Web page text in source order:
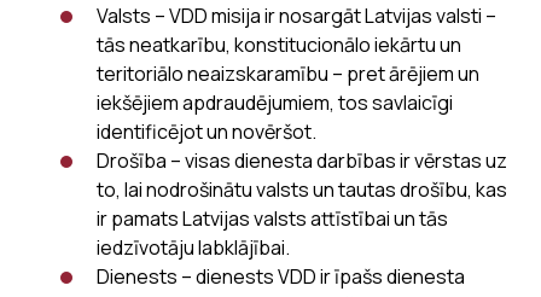
Valsts – VDD misija ir nosargāt Latvijas valsti –
tās neatkarību, konstitucionālo iekārtu un
teritoriālo neaizskaramību – pret ārējiem un
iekšējiem apdraudējumiem, tos savlaicīgi
identificējot un novēršot.
Drošība – visas dienesta darbības ir vērstas uz
to, lai nodrošinātu valsts un tautas drošību, kas
ir pamats Latvijas valsts attīstībai un tās
iedzīvotāju labklājībai.
Dienests – dienests VDD ir īpašs dienesta